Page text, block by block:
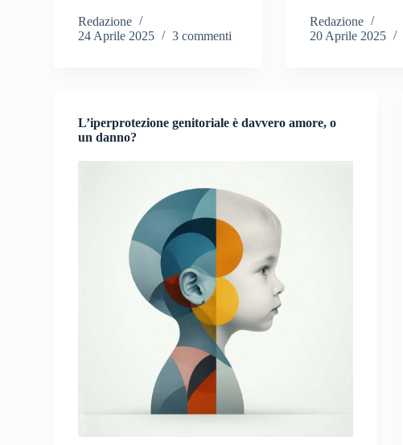
Redazione
24 Aprile 2025
3 commenti
Redazione
20 Aprile 2025
L’iperprotezione genitoriale è davvero amore, o
un danno?